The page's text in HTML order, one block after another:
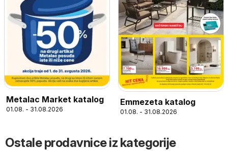
Metalac Market katalog
01.08. - 31.08.2026
Emmezeta katalog
01.08. - 31.08.2026
Ostale prodavnice iz kategorije